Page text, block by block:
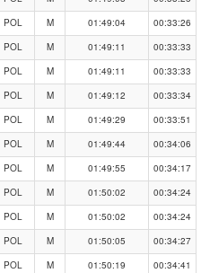
POL M 01:49:04
00:33:26
POL M 01:49:11
00:33:33
POL M 01:49:11
00:33:33
POL M 01:49:12
00:33:34
POL M 01:49:29
00:33:51
POL M 01:49:44
00:34:06
POL M 01:49:55
00:34:17
POL M 01:50:02
00:34:24
POL M 01:50:02
00:34:24
POL M 01:50:05
00:34:27
POL M 01:50:19
00:34:41